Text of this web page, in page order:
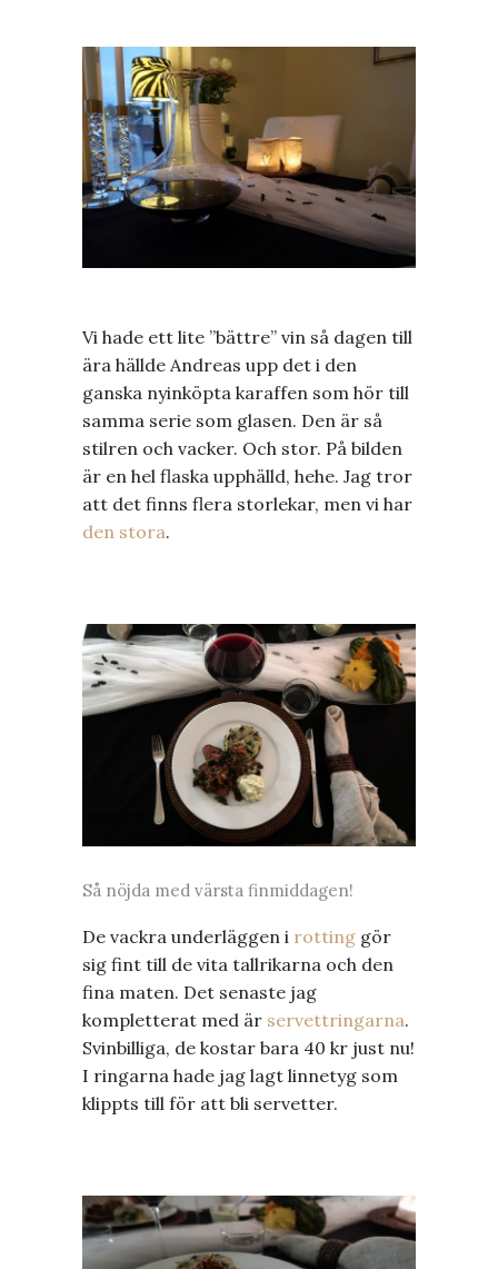
Vi hade ett lite ”bättre” vin så dagen till
ära hällde Andreas upp det i den
ganska nyinköpta karaffen som hör till
samma serie som glasen. Den är så
stilren och vacker. Och stor. På bilden
är en hel flaska upphälld, hehe. Jag tror
att det finns flera storlekar, men vi har
den stora.
Så nöjda med värsta finmiddagen!
De vackra underläggen i rotting gör
sig fint till de vita tallrikarna och den
fina maten. Det senaste jag
kompletterat med är servettringarna.
Svinbilliga, de kostar bara 40 kr just nu!
I ringarna hade jag lagt linnetyg som
klippts till för att bli servetter.